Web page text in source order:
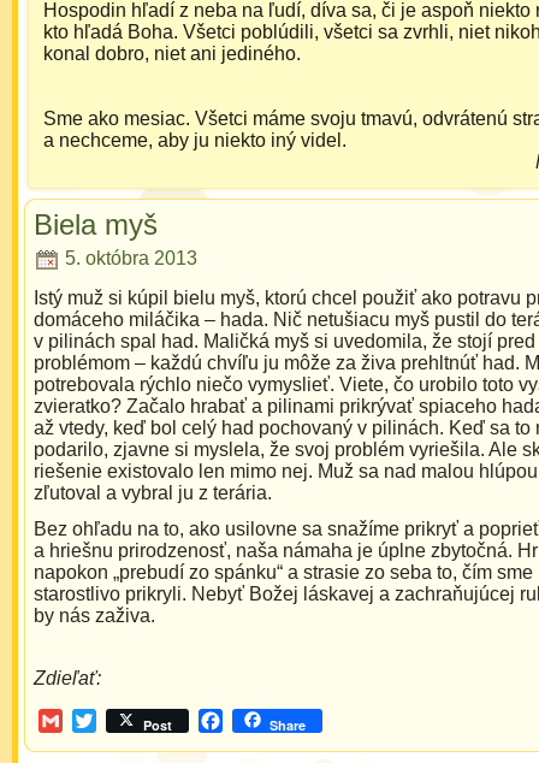
Hospodin hľadí z neba na ľudí, díva sa, či je aspoň niekto
kto hľadá Boha. Všetci poblúdili, všetci sa zvrhli, niet
konal dobro, niet ani jediného.
Sme ako mesiac. Všetci máme svoju tmavú, odvrátenú
a nechceme, aby ju niekto iný videl.
Biela myš
5. októbra 2013
Istý muž si kúpil bielu myš, ktorú chcel použiť ako potravu
domáceho miláčika – hada. Nič netušiacu myš pustil do
v pilinách spal had. Maličká myš si uvedomila, že stojí
problémom – každú chvíľu ju môže za živa prehltnúť had.
potrebovala rýchlo niečo vymyslieť. Viete, čo urobilo toto
zvieratko? Začalo hrabať a pilinami prikrývať spiaceho
až vtedy, keď bol celý had pochovaný v pilinách. Keď sa to
podarilo, zjavne si myslela, že svoj problém vyriešila. Ale
riešenie existovalo len mimo nej. Muž sa nad malou
zľutoval a vybral ju z terária.
Bez ohľadu na to, ako usilovne sa snažíme prikryť a
a hriešnu prirodzenosť, naša námaha je úplne zbytočná.
napokon „prebudí zo spánku“ a strasie zo seba to, čím sme
starostlivo prikryli. Nebyť Božej láskavej a zachraňujúcej
by nás zaživa.
Zdieľať:
GmailTwitterPost Facebook
Share